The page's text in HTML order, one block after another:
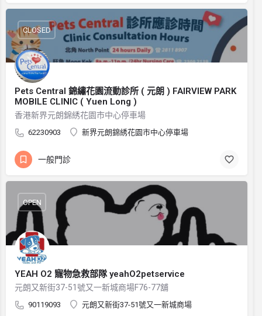
Pets Central 錦繡花園流動診所 ( 元朗 ) FAIRVIEW PARK
MOBILE CLINIC ( Yuen Long )
香港新界元朗錦綉花園市中心停車場
62230903 新界元朗錦綉花園市中心停車場
CLOSED
一般門診
YEAH O2 寵物急救部隊 yeahO2petservice
元朗又新街37-51號又一新城商場F76-77舖
90119093 元朗又新街37-51號又一新城商場
OPEN